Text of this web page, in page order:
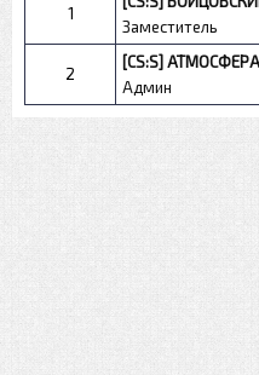
1
Заместитель
2
[CS:S] АТМОСФЕРА
Админ